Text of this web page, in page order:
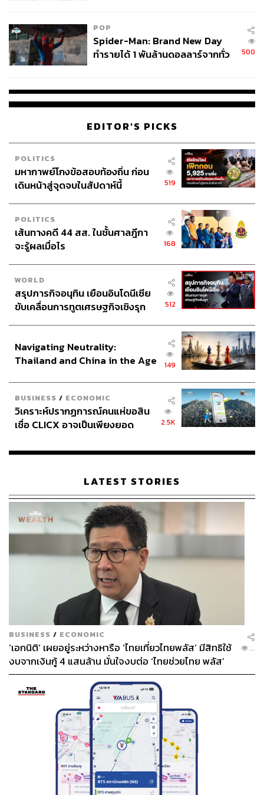
POP
Spider-Man: Brand New Day
ทำรายได้ 1 พันล้านดอลลาร์จากทั่ว
500
EDITOR'S PICKS
POLITICS
มหากาพย์โกงข้อสอบท้องถิ่น ก่อน
เดินหน้าสู่จุดจบในสัปดาห์นี้
519
POLITICS
เส้นทางคดี 44 สส. ในชั้นศาลฎีกา
จะรู้ผลเมื่อไร
168
WORLD
สรุปภารกิจอนุทิน เยือนอินโดนีเซีย
ขับเคลื่อนการทูตเศรษฐกิจเชิงรุก
512
Navigating Neutrality:
Thailand and China in the Age
149
BUSINESS / ECONOMIC
วิเคราะห์ปรากฏการณ์คนแห่ขอสิน
เชื่อ CLICX อาจเป็นเพียงยอด
เรือนไทยที่ถูกซุกไว้
2.5K
LATEST STORIES
BUSINESS / ECONOMIC
‘เอกนิติ’ เผยอยู่ระหว่างหารือ ‘ไทยเที่ยวไทยพลัส’ มีสิทธิใช้
งบจากเงินกู้ 4 แสนล้าน มั่นใจงบต่อ ‘ไทยช่วยไทย พลัส’
เฟส 2 มีเพียงพอ
...